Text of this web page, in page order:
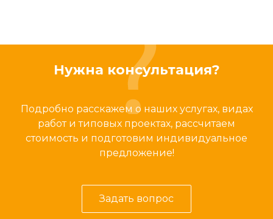
Нужна консультация?
Подробно расскажем о наших услугах, видах
работ и типовых проектах, рассчитаем
стоимость и подготовим индивидуальное
предложение!
Задать вопрос